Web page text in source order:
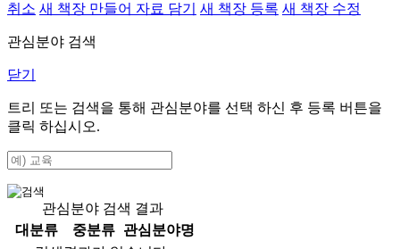
취소 새 책장 만들어 자료 담기 새 책장 등록 새 책장 수정
관심분야 검색
닫기
트리 또는 검색을 통해 관심분야를 선택 하신 후 등록 버튼을
클릭 하십시오.
관심분야 검색 결과
대분류
중분류
관심분야명